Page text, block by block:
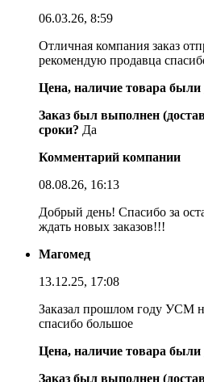
06.03.26, 8:59
Отличная компания заказ
рекомендую продавца
Цена, наличие товара
Заказ был выполнен
сроки? Да
Комментарий компании
08.08.26, 16:13
Добрый день! Спасибо за
ждать новых заказов!!!
Магомед
13.12.25, 17:08
Заказал прошлом году УСМ
спасибо большое
Цена, наличие товара
Заказ был выполнен